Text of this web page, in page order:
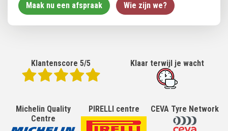
Klantenscore 5/5 Klaar terwijl je wacht
Michelin Quality
Centre
PIRELLI centre CEVA Tyre Network
Maak nu een afspraak Wie zijn we?